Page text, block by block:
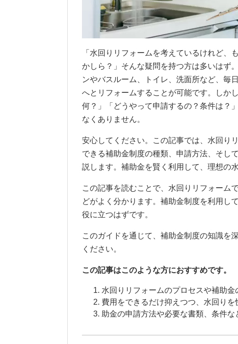
「水回りリフォームを考えているけれど、
かしら？」そんな疑問を持つ方は多いはず
ンやバスルーム、トイレ、洗面所など、毎
へとリフォームすることが可能です。しか
何？」「どうやって申請するの？条件は？
なくありません。
安心してください。この記事では、水回り
できる補助金制度の種類、申請方法、そし
説します。補助金を賢く利用して、理想の
この記事を読むことで、水回りリフォーム
どがよく分かります。補助金制度を利用し
役に立つはずです。
このガイドを通じて、補助金制度の知識を
ください。
この記事はこのような方におすすめです。
水回りリフォームのプロセスや補助金
費用をできるだけ抑えつつ、水回りを
助金の申請方法や必要な書類、条件な